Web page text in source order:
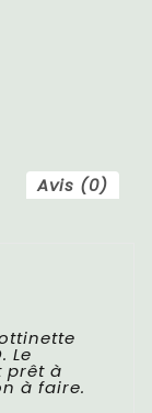
Avis (0)
Le
prêt à
à faire.